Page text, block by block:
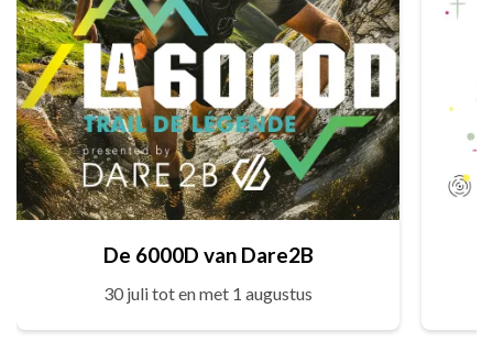
De 6000D van Dare2B
30 juli tot en met 1 augustus